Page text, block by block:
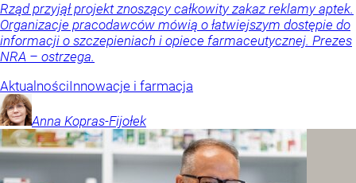
Rząd przyjął projekt znoszący całkowity zakaz reklamy aptek.
Organizacje pracodawców mówią o łatwiejszym dostępie do
informacji o szczepieniach i opiece farmaceutycznej. Prezes
NRA – ostrzega.
AktualnościInnowacje i farmacja
Anna Kopras-Fijołek